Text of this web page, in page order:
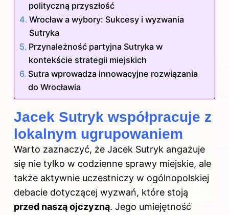
polityczną przyszłość
Wrocław a wybory: Sukcesy i wyzwania
Sutryka
Przynależność partyjna Sutryka w
kontekście strategii miejskich
Sutra wprowadza innowacyjne rozwiązania
do Wrocławia
Jacek Sutryk współpracuje z
lokalnym ugrupowaniem
Warto zaznaczyć, że Jacek Sutryk angażuje
się nie tylko w codzienne sprawy miejskie, ale
także aktywnie uczestniczy w ogólnopolskiej
debacie dotyczącej wyzwań, które stoją
przed naszą ojczyzną. Jego umiejętność